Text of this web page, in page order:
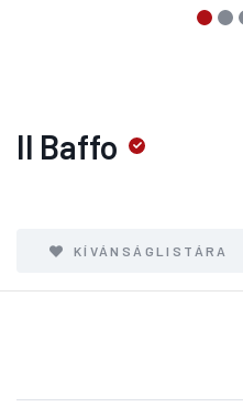
Il Baffo
KÍVÁNSÁGLISTÁRA